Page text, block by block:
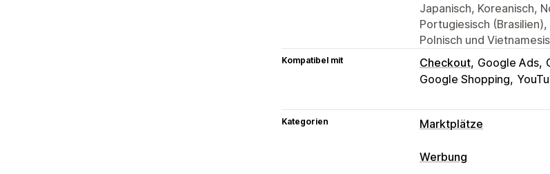
Japanisch, Koreanisch,
Portugiesisch
Polnisch und
Kompatibel mit Checkout Google Ads
Google Shopping
Kategorien Marktplätze
Angebotsmanagement
Werbung